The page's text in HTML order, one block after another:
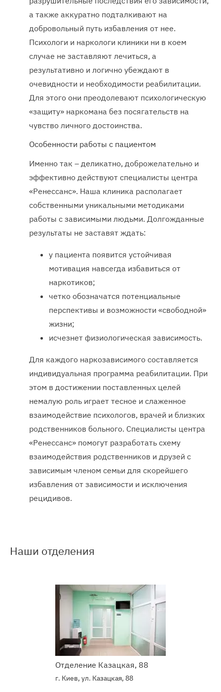
а также аккуратно подталкивают на
добровольный путь избавления от нее.
Психологи и наркологи клиники ни в коем
случае не заставляют лечиться, а
результативно и логично убеждают в
очевидности и необходимости реабилитации.
Для этого они преодолевают психологическую
«защиту» наркомана без посягательств на
чувство личного достоинства.
Особенности работы с пациентом
Именно так – деликатно, доброжелательно и
эффективно действуют специалисты центра
«Ренессанс». Наша клиника располагает
собственными уникальными методиками
работы с зависимыми людьми. Долгожданные
результаты не заставят ждать:
у пациента появится устойчивая
мотивация навсегда избавиться от
наркотиков;
четко обозначатся потенциальные
перспективы и возможности «свободной»
жизни;
исчезнет физиологическая зависимость.
Для каждого наркозависимого составляется
индивидуальная программа реабилитации. При
этом в достижении поставленных целей
немалую роль играет тесное и слаженное
взаимодействие психологов, врачей и близких
родственников больного. Специалисты центра
«Ренессанс» помогут разработать схему
взаимодействия родственников и друзей с
зависимым членом семьи для скорейшего
избавления от зависимости и исключения
рецидивов.
Наши отделения
Отделение Казацкая, 88
г. Киев, ул. Казацкая, 88